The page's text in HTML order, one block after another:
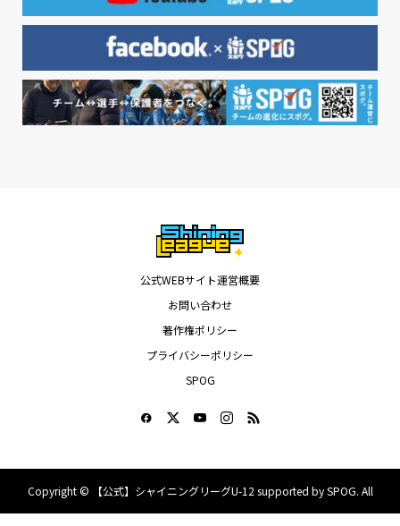
公式WEBサイト運営概要
お問い合わせ
著作権ポリシー
プライバシーポリシー
SPOG
Copyright © 【公式】シャイニングリーグU-12 supported by SPOG. All